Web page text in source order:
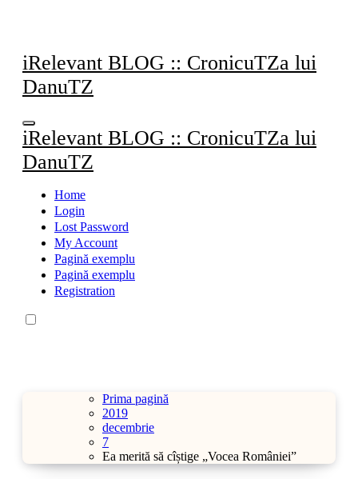
iRelevant BLOG :: CronicuTZa lui
DanuTZ
iRelevant BLOG :: CronicuTZa lui
DanuTZ
Home
Login
Lost Password
My Account
Pagină exemplu
Pagină exemplu
Registration
Prima pagină
2019
decembrie
7
Ea merită să cîștige „Vocea României”